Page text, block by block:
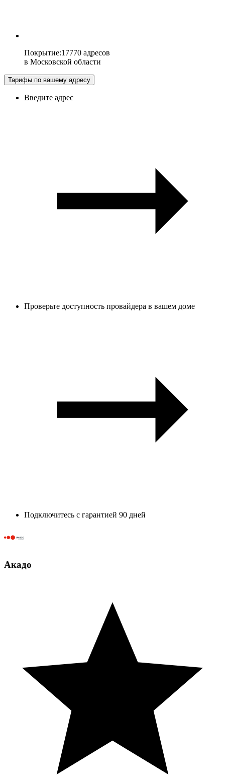
Покрытие:17770 адресов
в Московской области
Тарифы по вашему адресу
Введите адрес
Проверьте доступность провайдера в вашем доме
Подключитесь с гарантией 90 дней
Акадо